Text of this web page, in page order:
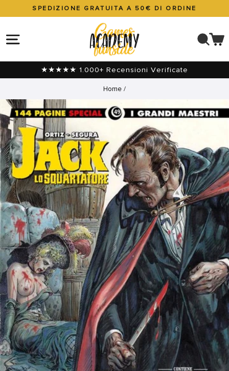
direttamente
contenuti
in
pausa
presentazione
SPEDIZIONE GRATUITA A 50€ DI ORDINE
NAVIGAZIONE DEL SITO
★★★★★ 1.000+ Recensioni Verificate
Home /